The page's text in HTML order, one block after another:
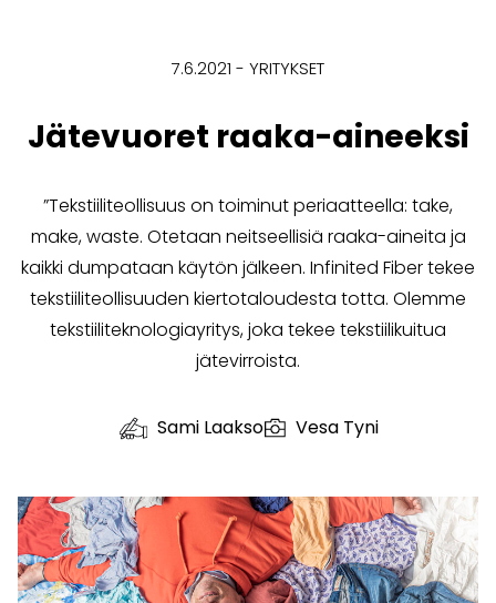
7.6.2021 YRITYKSET
Jätevuoret raaka-aineeksi
”Tekstiiliteollisuus on toiminut periaatteella: take,
make, waste. Otetaan neitseellisiä raaka-aineita ja
kaikki dumpataan käytön jälkeen. Infinited Fiber tekee
tekstiiliteollisuuden kiertotaloudesta totta. Olemme
tekstiiliteknologiayritys, joka tekee tekstiilikuitua
jätevirroista.
Sami Laakso Vesa Tyni